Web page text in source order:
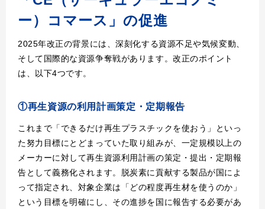
ー）コマース」の促進
2025年改正の背景には、深刻化する資源不足や気候変動、
そして国際的な資源争奪戦があります。改正のポイント
は、以下4つです。
①再生資源の利用計画策定・定期報告
これまで「できるだけ再生プラスチックを使おう」といっ
た努力目標にとどまっていた取り組みが、一定規模以上の
メーカーに対して再生資源利用計画の策定・提出・定期報
告として義務化されます。脱炭素に貢献する製品が国によ
って指定され、対象企業は「どの程度再生材を使うのか」
という目標を明確にし、その進捗を国に報告する必要があ